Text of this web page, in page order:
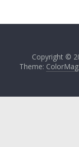
Copyright ©
Theme: ColorMag